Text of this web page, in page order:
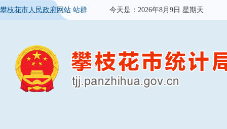
攀枝花市人民政府网站 站群 今天是： 2026年8月9日 星期天